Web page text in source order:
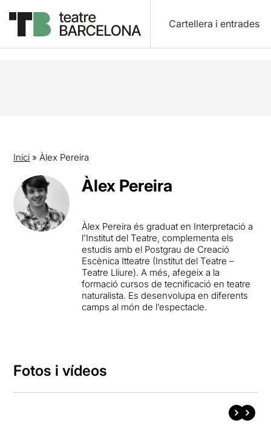
Cartellera i entrades
Inici »Àlex Pereira
Àlex Pereira
Àlex Pereira és graduat en Interpretació a
l’Institut del Teatre, complementa els
estudis amb el Postgrau de Creació
Escènica Itteatre (Institut del Teatre –
Teatre Lliure). A més, afegeix a la
formació cursos de tecnificació en teatre
naturalista. Es desenvolupa en diferents
camps al món de l’espectacle.
Fotos i vídeos